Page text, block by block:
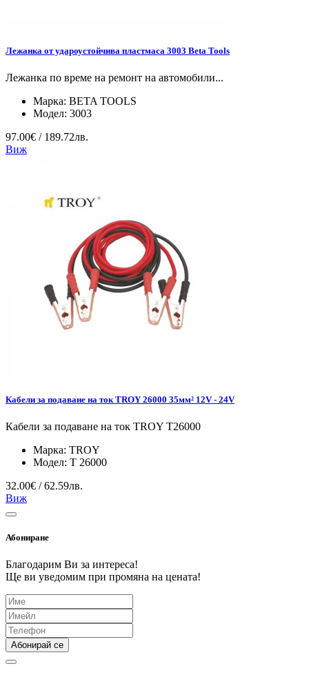
Лежанка от удароустойчива пластмаса 3003 Beta Tools
Лежанка по време на ремонт на автомобили...
Марка: BETA TOOLS
Модел: 3003
97.00€ / 189.72лв.
Виж
Кабели за подаване на ток TROY 26000 35мм² 12V - 24V
Кабели за подаване на ток TROY T26000
Марка: TROY
Модел: T 26000
32.00€ / 62.59лв.
Виж
Абониране
Благодарим Ви за интереса!
Ще ви уведомим при промяна на цената!
Абонирай се